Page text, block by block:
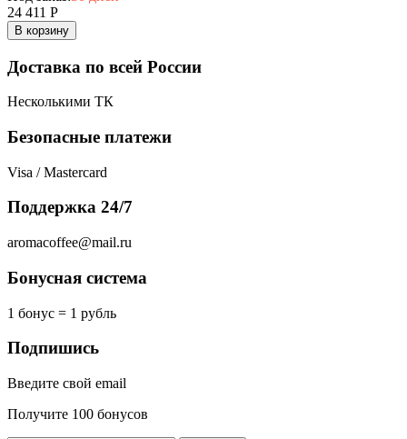
24 411 Р
В корзину
Доставка по всей России
Несколькими ТК
Безопасные платежи
Visa / Mastercard
Поддержка 24/7
aromacoffee@mail.ru
Бонусная система
1 бонус = 1 рубль
Подпишись
Введите свой email
Получите 100 бонусов